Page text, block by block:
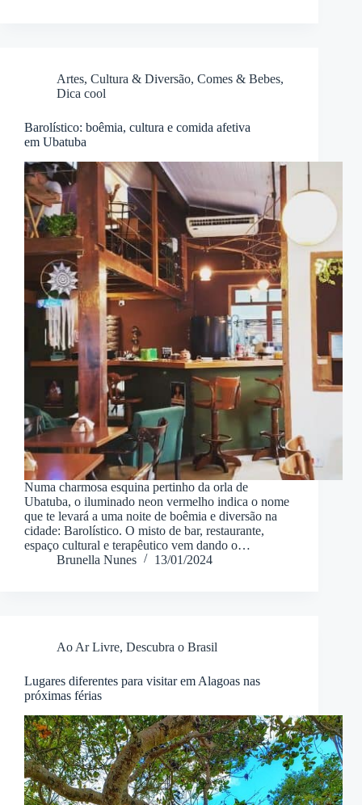
Artes, Cultura & Diversão, Comes & Bebes,
Dica cool
Barolístico: boêmia, cultura e comida afetiva
em Ubatuba
Numa charmosa esquina pertinho da orla de
Ubatuba, o iluminado neon vermelho indica o nome
que te levará a uma noite de boêmia e diversão na
cidade: Barolístico. O misto de bar, restaurante,
espaço cultural e terapêutico vem dando o…
Brunella Nunes
13/01/2024
Ao Ar Livre, Descubra o Brasil
Lugares diferentes para visitar em Alagoas nas
próximas férias